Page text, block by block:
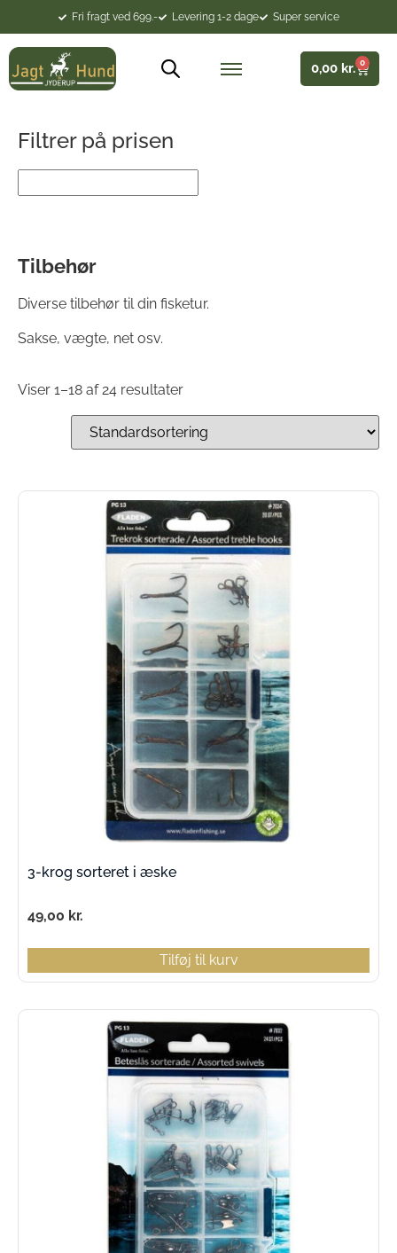
Fri fragt ved 699.- Levering 1-2 dage Super service
0,00 kr. 0
Filtrer på prisen
Tilbehør
Diverse tilbehør til din fisketur.
Sakse, vægte, net osv.
Viser 1–18 af 24 resultater
3-krog sorteret i æske
49,00 kr.
Tilføj til kurv